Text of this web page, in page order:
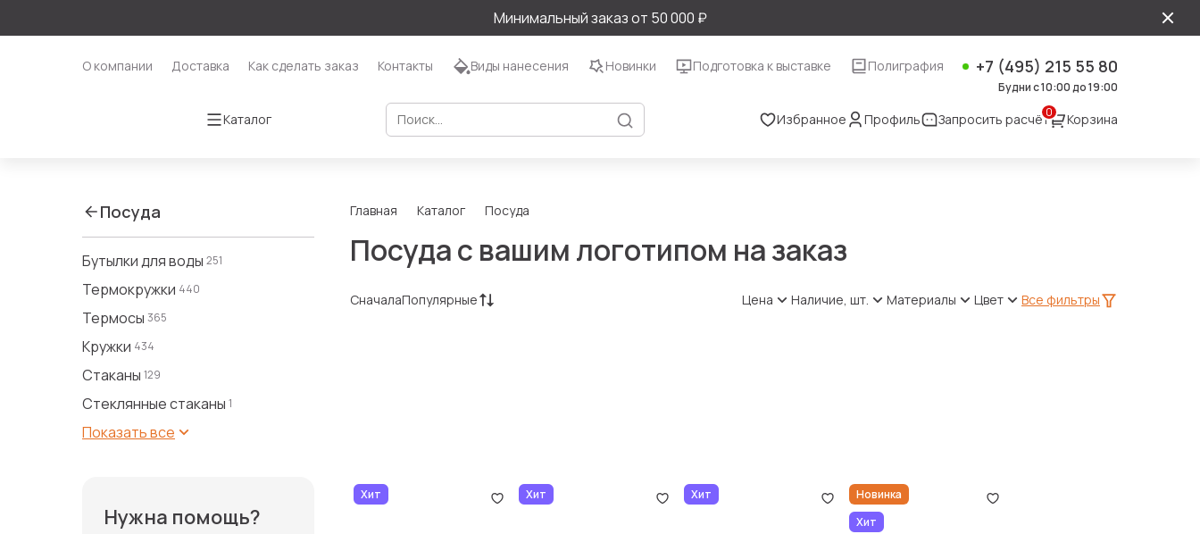
Минимальный заказ от 50 000 ₽
О компании Доставка Как сделать заказ Контакты Виды нанесения Новинки Подготовка к выставке Полиграфия +7 (495) 215 55 80
Будни с 10:00 до 19:00
Каталог Избранное Профиль Запросить расчёт Корзина
0
Посуда
Бутылки для воды 251
Термокружки 440
Термосы 365
Кружки 434
Стаканы 129
Стеклянные стаканы 1
Показать все
Нужна помощь?
Главная Каталог Посуда
Посуда с вашим логотипом на заказ
СначалаПопулярные Цена Наличие, шт. Материалы Цвет Все фильтры
Хит Хит Хит
Новинка
Хит